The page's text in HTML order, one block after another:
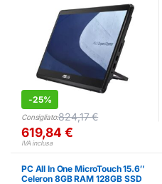
-25%
Consigliato:824,17€
619,84€
IVA inclusa
PC All In One MicroTouch 15.6″
Celeron 8GB RAM 128GB SSD